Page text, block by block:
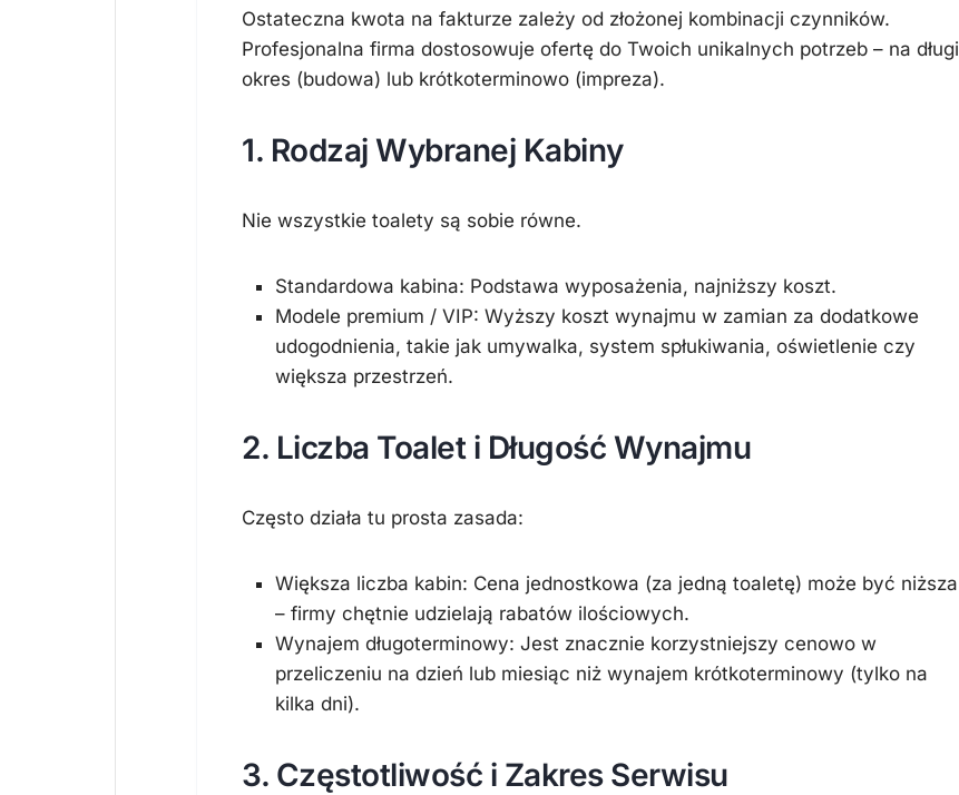
Ostateczna kwota na fakturze zależy od złożonej kombinacji czynników.
Profesjonalna firma dostosowuje ofertę do Twoich unikalnych potrzeb – na długi
okres (budowa) lub krótkoterminowo (impreza).
1. Rodzaj Wybranej Kabiny
Nie wszystkie toalety są sobie równe.
Standardowa kabina: Podstawa wyposażenia, najniższy koszt.
Modele premium / VIP: Wyższy koszt wynajmu w zamian za dodatkowe
udogodnienia, takie jak umywalka, system spłukiwania, oświetlenie czy
większa przestrzeń.
2. Liczba Toalet i Długość Wynajmu
Często działa tu prosta zasada:
Większa liczba kabin: Cena jednostkowa (za jedną toaletę) może być niższa
– firmy chętnie udzielają rabatów ilościowych.
Wynajem długoterminowy: Jest znacznie korzystniejszy cenowo w
przeliczeniu na dzień lub miesiąc niż wynajem krótkoterminowy (tylko na
kilka dni).
3. Częstotliwość i Zakres Serwisu